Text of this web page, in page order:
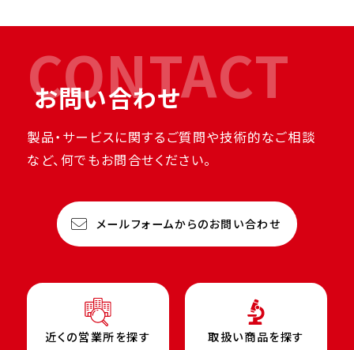
CONTACT
お問い合わせ
製品・サービスに関するご質問や技術的なご相談
など、何でもお問合せください。
メールフォームからのお問い合わせ
近くの営業所を探す 取扱い商品を探す